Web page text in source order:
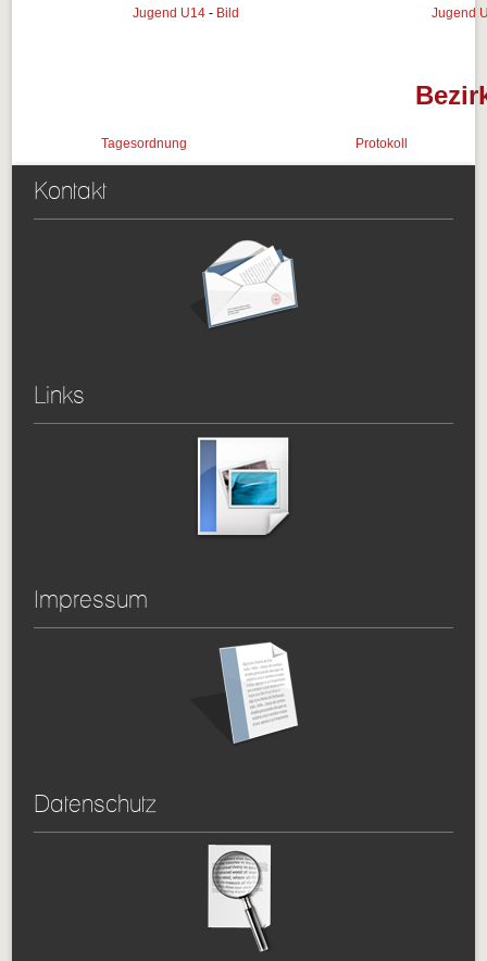
Jugend U14 - Bild Jugend
Tagesordnung Protokoll
Kontakt
Links
Impressum
Datenschutz